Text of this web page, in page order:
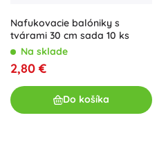
Nafukovacie balóniky s
tvárami 30 cm sada 10 ks
Na sklade
2,80 €
Do košíka